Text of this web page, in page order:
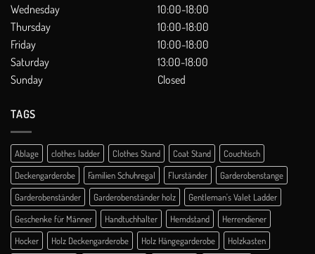
Wednesday
10:00-18:00
Thursday
10:00-18:00
Friday
10:00-18:00
Saturday
13:00-18:00
Sunday
Closed
TAGS
Ablage clothes ladder Clothes Stand Coat Stand
Couchtisch
Deckengarderobe
Familien Schuhregal Flurständer
Garderobenstange
Garderobenständer
Garderobenständer holz
Gentleman's Valet Ladder
Geschenke für Männer
Handtuchhalter Hemdstand
Herrendiener
Hocker
Holz Deckengarderobe Holz Hängegarderobe
Holzkasten